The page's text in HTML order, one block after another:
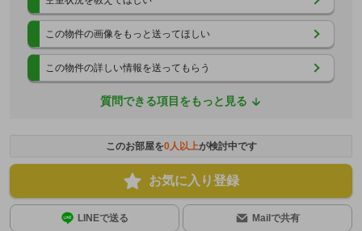
この物件の画像をもっと送ってほしい
この物件の詳しい情報を送ってもらう
質問できる項目をもっと見る
このお部屋を0人以上が検討中です
お気に入り登録
LINEで送る Mailで共有